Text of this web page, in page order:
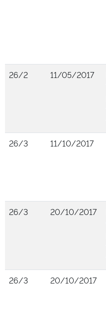
26/2
11/05/2017
26/3
11/10/2017
26/3
20/10/2017
26/3
20/10/2017